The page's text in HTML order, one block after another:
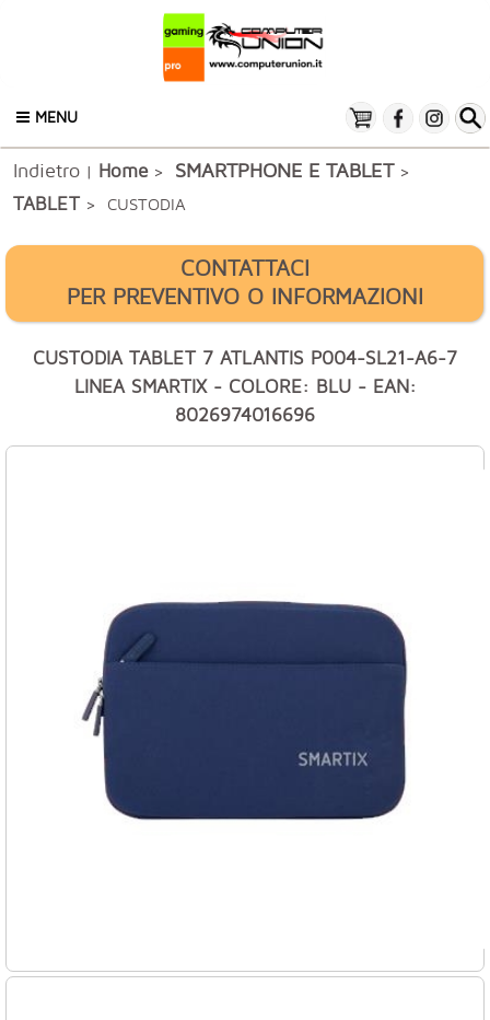
MENU
Indietro | Home> SMARTPHONE E TABLET>
TABLET > CUSTODIA
CONTATTACI
PER PREVENTIVO O INFORMAZIONI
CUSTODIA TABLET 7 ATLANTIS P004-SL21-A6-7
LINEA SMARTIX - COLORE: BLU - EAN:
8026974016696